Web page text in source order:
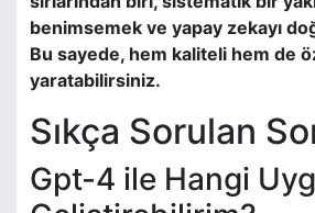
benimsemek ve yapay zekayı
Bu sayede, hem kaliteli hem de
yaratabilirsiniz.
Sıkça Sorulan
Gpt-4 ile Hangi